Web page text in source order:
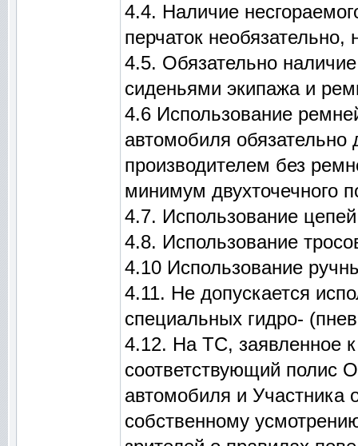
4.4. Наличие
перчаток необязательно,
4.5. Обязательно
сиденьями экипажа и
4.6 Использование
автомобиля
производителем без
минимум двухточечного
4.7. Использование
4.8. Использование
4.10 Использование
4.11. Не допускается
специальных гидро-
4.12. На ТС, заявленное
соответствующий полис
автомобиля и Участника
собственному